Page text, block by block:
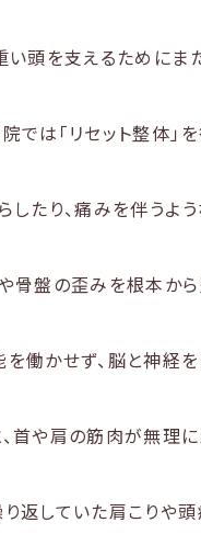
頭を支えるためにま
は「リセット整体」を
たり、痛みを伴うよ
骨盤の歪みを根本から
働かせず、脳と神経を
首や肩の筋肉が無理
していた肩こりや頭